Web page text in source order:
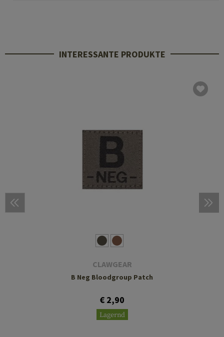
INTERESSANTE PRODUKTE
CLAWGEAR
B Neg Bloodgroup Patch
€ 2,90
Lagernd